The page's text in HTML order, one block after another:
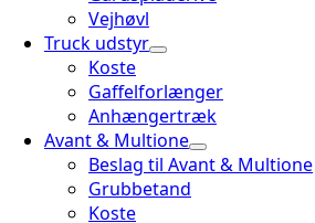
Vejhøvl
Truck udstyr
Koste
Gaffelforlænger
Anhængertræk
Avant & Multione
Beslag til Avant & Multione
Grubbetand
Koste